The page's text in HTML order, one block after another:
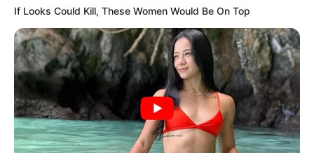
Fonte:silviaoliveira
If Looks Could Kill, These Women Would Be On Top